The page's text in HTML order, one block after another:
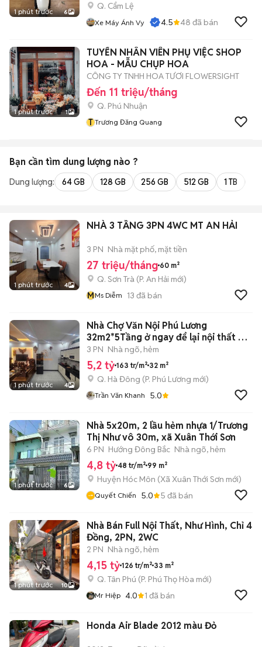
1 phút trước 6
Q. Cẩm Lệ
Xe Máy Ánh Vy 4.5 48 đã bán
1 phút trước 1
TUYỂN NHÂN VIÊN PHỤ VIỆC SHOP
HOA - MẪU CHỤP HOA
CÔNG TY TNHH HOA TƯƠI FLOWERSIGHT
Đến 11 triệu/tháng
Q. Phú Nhuận
T Trương Đăng Quang
Bạn cần tìm dung lượng nào ?
Dung lượng: 64 GB 128 GB 256 GB 512 GB 1 TB
1 phút trước 4
NHÀ 3 TẦNG 3PN 4WC MT AN HẢI
3 PN Nhà mặt phố, mặt tiền
27 triệu/tháng 60 m²
Q. Sơn Trà (P. An Hải mới)
MMs Diễm 13 đã bán
1 phút trước 4
Nhà Chợ Văn Nội Phú Lương
32m2*5Tầng ở ngay để lại nội thất TC
5 Tỷ
3 PN Nhà ngõ, hẻm
5,2 tỷ 163 tr/m² 32 m²
Q. Hà Đông (P. Phú Lương mới)
Trần Văn Khanh 5.0
1 phút trước 6
Nhà 5x20m, 2 lầu hẻm nhựa 1/Trương
Thị Như vô 30m, xã Xuân Thới Sơn
6 PN Hướng Đông Bắc Nhà ngõ, hẻm
4,8 tỷ 48 tr/m² 99 m²
Huyện Hóc Môn (Xã Xuân Thới Sơn mới)
Quyết Chiến 5.0 5 đã bán
1 phút trước 10
Nhà Bán Full Nội Thất, Như Hình, Chỉ 4
Đồng, 2PN, 2WC
2 PN Nhà ngõ, hẻm
4,15 tỷ 126 tr/m² 33 m²
Q. Tân Phú (P. Phú Thọ Hòa mới)
Mr Hiệp 4.0 1 đã bán
Honda Air Blade 2012 màu Đỏ